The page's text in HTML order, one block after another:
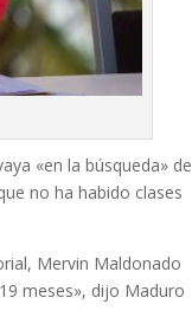
«en la búsqueda» de
no ha habido clases
Mervin Maldonado
meses», dijo Maduro